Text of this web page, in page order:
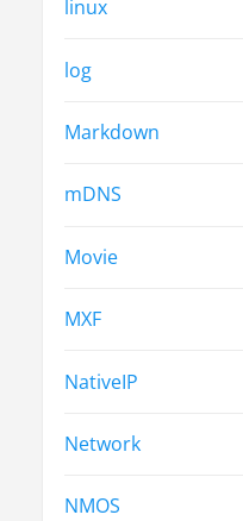
linux
log
Markdown
mDNS
Movie
MXF
NativeIP
Network
NMOS